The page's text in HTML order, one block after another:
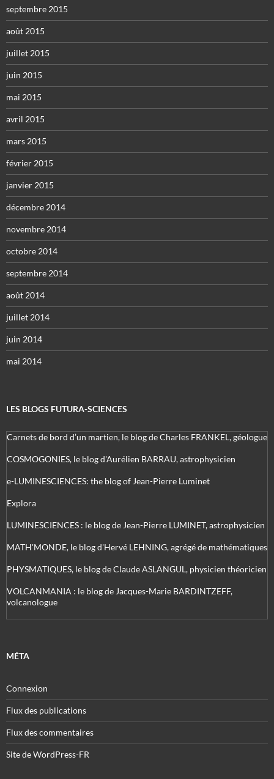
septembre 2015
août 2015
juillet 2015
juin 2015
mai 2015
avril 2015
mars 2015
février 2015
janvier 2015
décembre 2014
novembre 2014
octobre 2014
septembre 2014
août 2014
juillet 2014
juin 2014
mai 2014
LES BLOGS FUTURA-SCIENCES
Carnets de bord d’un martien, le blog de Charles FRANKEL, géologue
COSMOGONIES, le blog d'Aurélien BARRAU, astrophysicien
e-LUMINESCIENCES: the blog of Jean-Pierre Luminet
Explora
LUMINESCIENCES : le blog de Jean-Pierre LUMINET, astrophysicien
MATH'MONDE, le blog d'Hervé LEHNING, agrégé de mathématiques
PHYSMATIQUES, le blog de Claude ASLANGUL, physicien théoricien
VOLCANMANIA : le blog de Jacques-Marie BARDINTZEFF,
volcanologue
MÉTA
Connexion
Flux des publications
Flux des commentaires
Site de WordPress-FR